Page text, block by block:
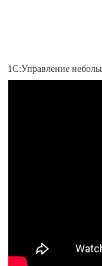
1С:Управление